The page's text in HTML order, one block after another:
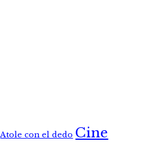
Atole con el dedo Cine